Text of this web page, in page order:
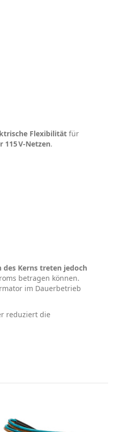
Flexibilitätfür
115 V‑Netzen.
Kerns treten jedoch
betragen können.
im Dauerbetrieb
reduziert die